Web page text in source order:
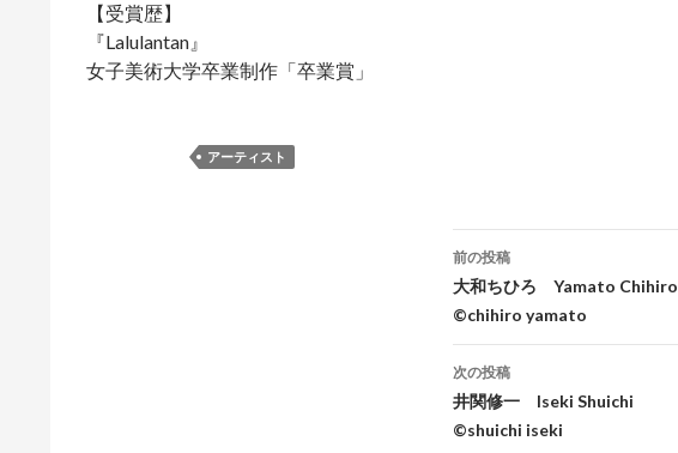
【受賞歴】
『Lalulantan』
女子美術大学卒業制作「卒業賞」
アーティスト
投
稿
ナ
ビ
前の投稿
大和ちひろ Yamato Chihiro
©chihiro yamato
次の投稿
井関修一 Iseki Shuichi
©shuichi iseki